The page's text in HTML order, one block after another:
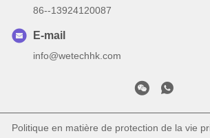
86--13924120087
E-mail
info@wetechhk.com
Politique en matière de protection de la vie